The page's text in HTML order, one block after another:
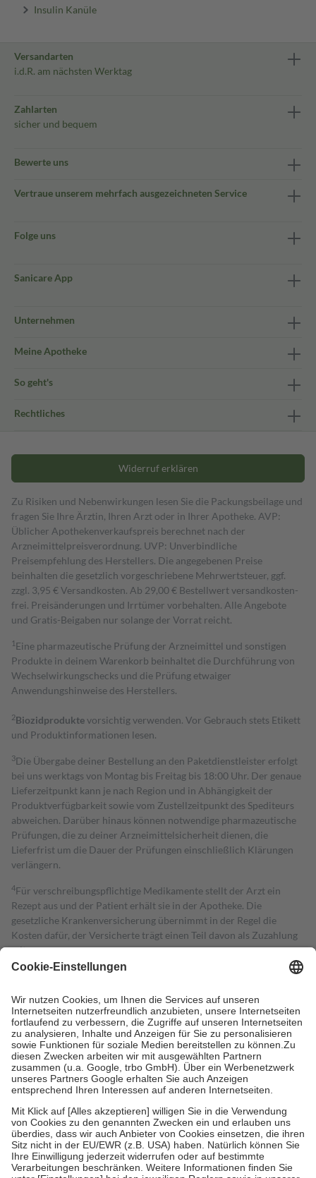
Insulin Kanüle
Versandarten
i.d.R. am nächsten Werktag
Zahlarten
sicher und bequem
Bewerte uns
Vertraue unserem mehrfach ausgezeichneten Service
Folge uns
Sanicare App
Unternehmen
Meine Apotheke
So geht's
Rechtliches
Widerruf erklären
Zu Risiken und Nebenwirkungen lesen Sie die Packungsbeilage und
fragen Sie Ihre Ärztin, Ihren Arzt oder in Ihrer Apotheke. AVP:
Üblicher Apothekenverkaufspreis berechnet nach der
Arzneimittelpreisverordnung. UVP: Unverbindliche
Preisempfehlung des Herstellers. Die angegebenen Preise
beinhalten die gesetzlich vorgeschriebene Mehrwertsteuer, ggf.
zzgl. 3,95 € Versandkosten. Ab 29,00 € Bestell­wert versand­kosten­
frei. Preisänderungen und Irrtümer vorbehalten. Alle Angebote
und Gratis-Beigaben nur solange der Vorrat reicht.
1 Eine pharmazeutische Prüfung der Arzneimittel und sonstigen
Produkte in deinem Warenkorb beinhaltet die Durchführung von
Wechselwirkungschecks und die Prüfung etwaiger
Anwendungshinweise des Herstellers.
2Biozidproduktevorsichtig verwenden. Vor Gebrauch stets Etikett
und Produktinformationen lesen.
3Die Übergabe deiner Bestellung an den Paketdienstleister erfolgt
bei uns werktags von Montag bis Freitag bis 18:00 Uhr. Der genaue
Lieferzeitpunkt kann je nach Region und in Abhängigkeit der
Produktverfügbarkeit sowie vom Zustellzeitpunkt des Spediteurs
abweichen. Darüber hinaus können notwendige pharmazeutische
Prüfungen, die zu deiner Arzneimittelsicherheit dienen, die
Lieferfrist um die Dauer der Prüfungen einschließlich Klärungen
verlängern.
4Für verschreibungspflichtige Medikamente stellt der Arzt ein
Rezept aus und der Patient erhält sie in der Apotheke. Die
gesetzliche Krankenversicherung übernimmt in der Regel die
Kosten dafür, der Versicherte trägt einen Teil davon als Zuzahlung
mit.
Grundsätzlich leisten Mitglieder Zuzahlungen in Höhe von zehn
höchstens zehn Euro.
Es sind jedoch nie mehr als die tatsächlichen
Kosten der Leistung zu entrichten.
Diese Regeln gelten grundsätzlich auch für Online-Apotheken.
Bei Heilmitteln und häuslicher Krankenpflege beträgt die
Zuzahlung zehn Prozent der Kosten sowie zehn Euro je
Verordnung.
Um das Engagement der Versicherten für ihre eigene Gesundheit zu
stärken und die besondere Stellung der Familie zu unterstützen,
fallenkeine Zuzahlungenan bei:
• Kindern und Jugendlichen bis zum vollendeten 18. Lebensjahr
mit Ausnahme der Fahrkosten
• Untersuchungen zur Vorsorge und Früherkennung, die von der
GKV getragen werden